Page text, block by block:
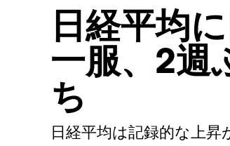
日経平均
一服、2
ち
日経平均は記録的な上